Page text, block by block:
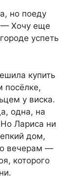
но поеду
— Хочу еще
успеть
купить
посёлке,
у виска.
одна, на
Но Лариса ни
дом,
вечерам —
которого